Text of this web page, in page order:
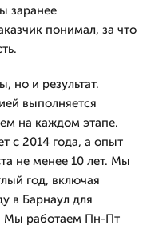
заранее
понимал, за что
но и результат.
выполняется
на каждом этапе.
с 2014 года, а опыт
не менее 10 лет. Мы
год, включая
в Барнаул для
Мы работаем Пн-Пт